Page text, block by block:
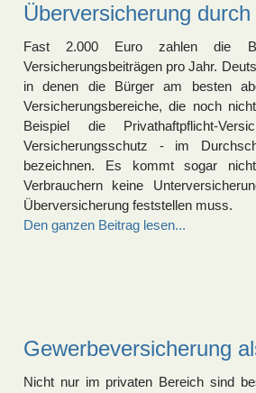
Überversicherung
Fast 2.000 Euro zahlen die
Versicherungsbeiträgen pro Jahr.
in denen die Bürger am besten
Versicherungsbereiche, die noch
Beispiel die Privathaftpflicht-
Versicherungsschutz - im
bezeichnen. Es kommt sogar
Verbrauchern keine
Überversicherung feststellen muss.
Den ganzen Beitrag lesen...
Gewerbeversicherung
Nicht nur im privaten Bereich sind